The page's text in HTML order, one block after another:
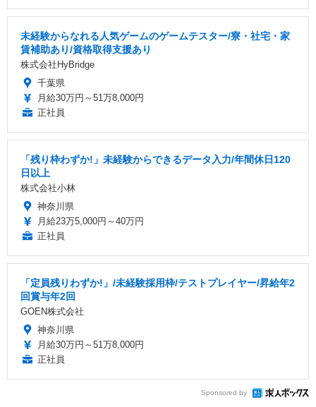
未経験からなれる人気ゲームのゲームテスター/寮・社宅・家
賃補助あり/資格取得支援あり
株式会社HyBridge
千葉県
月給30万円～51万8,000円
正社員
「残り枠わずか!」未経験からできるデータ入力/年間休日120
日以上
株式会社小林
神奈川県
月給23万5,000円～40万円
正社員
「定員残りわずか!」/未経験採用枠/テストプレイヤー/昇給年2
回賞与年2回
GOEN株式会社
神奈川県
月給30万円～51万8,000円
正社員
Sponsored by